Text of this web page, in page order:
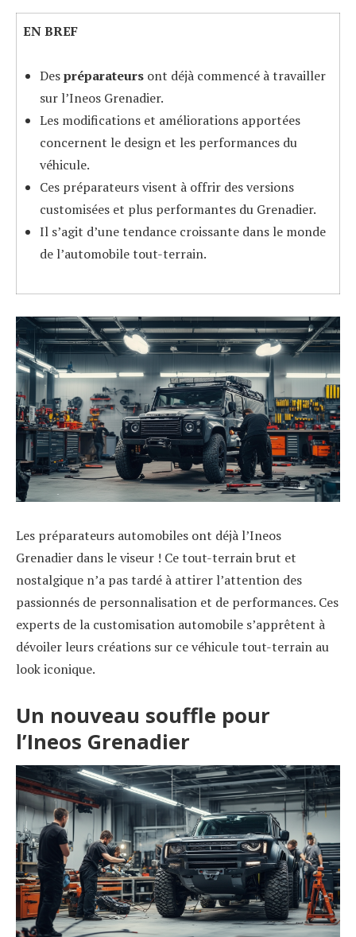
EN BREF
Despréparateursont déjà commencé à travailler
sur l’Ineos Grenadier.
Les modifications et améliorations apportées
concernent le design et les performances du
véhicule.
Ces préparateurs visent à offrir des versions
customisées et plus performantes du Grenadier.
Il s’agit d’une tendance croissante dans le monde
de l’automobile tout-terrain.
Les préparateurs automobiles ont déjà l’Ineos
Grenadier dans le viseur ! Ce tout-terrain brut et
nostalgique n’a pas tardé à attirer l’attention des
passionnés de personnalisation et de performances. Ces
experts de la customisation automobile s’apprêtent à
dévoiler leurs créations sur ce véhicule tout-terrain au
look iconique.
Un nouveau souffle pour
l’Ineos Grenadier